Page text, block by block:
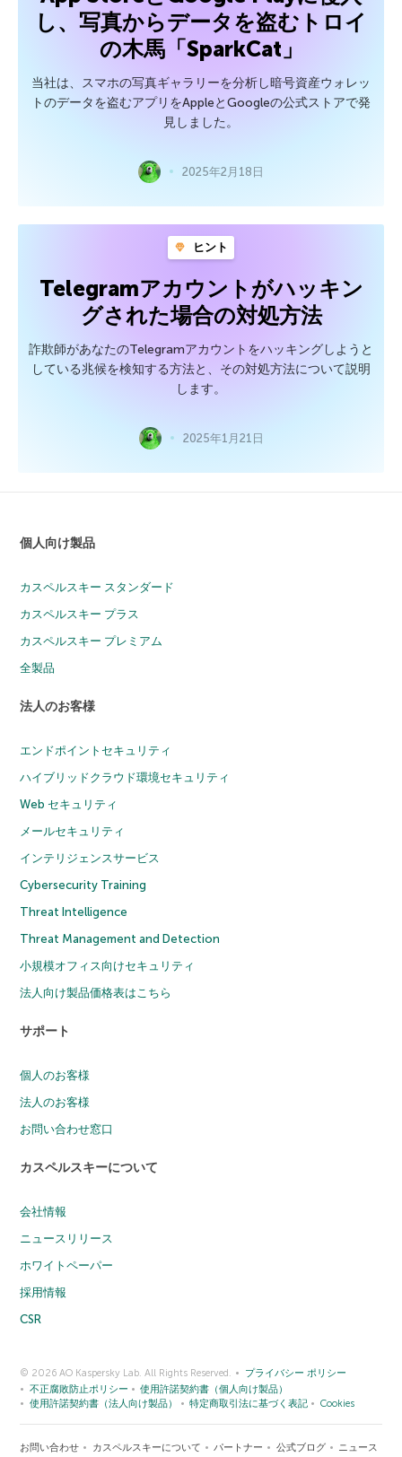
し、写真からデータを盗むトロイ
の木馬「SparkCat」
当社は、スマホの写真ギャラリーを分析し暗号資産ウォレッ
トのデータを盗むアプリをAppleとGoogleの公式ストアで発
見しました。
2025年2月18日
ヒント
Telegramアカウントがハッキン
グされた場合の対処方法
詐欺師があなたのTelegramアカウントをハッキングしようと
している兆候を検知する方法と、その対処方法について説明
します。
2025年1月21日
個人向け製品
カスペルスキー スタンダード
カスペルスキー プラス
カスペルスキー プレミアム
全製品
法人のお客様
エンドポイントセキュリティ
ハイブリッドクラウド環境セキュリティ
Web セキュリティ
メールセキュリティ
インテリジェンスサービス
Cybersecurity Training
Threat Intelligence
Threat Management and Detection
小規模オフィス向けセキュリティ
法人向け製品価格表はこちら
サポート
個人のお客様
法人のお客様
お問い合わせ窓口
カスペルスキーについて
会社情報
ニュースリリース
ホワイトペーパー
採用情報
CSR
© 2026 AO Kaspersky Lab. All Rights Reserved.
プライバシー ポリシー
不正腐敗防止ポリシー
使用許諾契約書（個人向け製品）
使用許諾契約書（法人向け製品）
特定商取引法に基づく表記 Cookies
お問い合わせ カスペルスキーについて パートナー 公式ブログ ニュース